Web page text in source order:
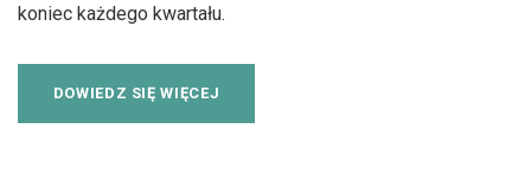
koniec każdego kwartału.
DOWIEDZ SIĘ WIĘCEJ